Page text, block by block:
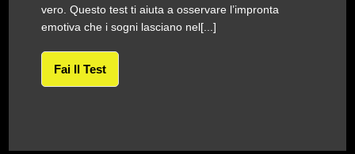
vero. Questo test ti aiuta a osservare l’impronta
emotiva che i sogni lasciano nel[...]
Fai Il Test